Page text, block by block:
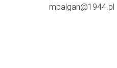
mpalgan@1944.pl